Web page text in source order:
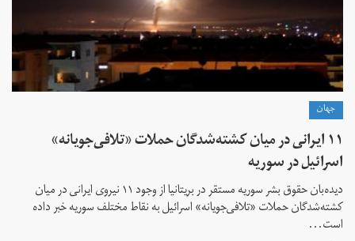
جهان
۱۱ ایرانی در میان کشته‌شدگان حملات «تلافی‌جویانه»
اسرائیل در سوریه
دیده‌بان حقوق بشر سوریه مستقر در بریتانیا از وجود ۱۱ نیروی ایرانی در میان
کشته‌شدگان حملات «تلافی‌جویانه» اسرائیل به نقاط مختلف سوریه خبر داده
است...